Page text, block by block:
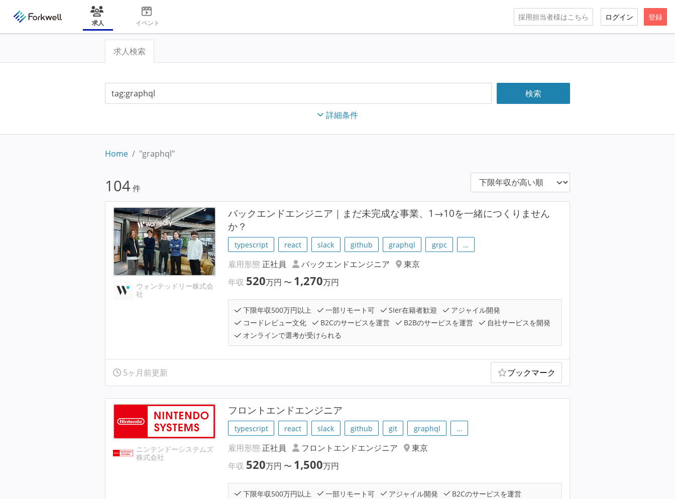
求人 イベント
採用担当者様はこちら ログイン 登録
求人検索
詳細条件
Home "graphql"
104 件
ウォンテッドリー株式会
社
バックエンドエンジニア｜まだ未完成な事業、1→10を一緒につくりません
か？
typescript react slack github graphql grpc …
雇用形態 正社員 バックエンドエンジニア
東京
年収 520万円 〜 1,270万円
下限年収500万円以上 一部リモート可 SIer在籍者歓迎
アジャイル開発
コードレビュー文化
B2Cのサービスを運営 B2Bのサービスを運営
自社サービスを開発
オンラインで選考が受けられる
5ヶ月前更新 ブックマーク
ニンテンドーシステムズ
株式会社
フロントエンドエンジニア
typescript react slack github git graphql …
雇用形態 正社員 フロントエンドエンジニア
東京
年収 520万円 〜 1,500万円
下限年収500万円以上 一部リモート可 アジャイル開発
B2Cのサービスを運営